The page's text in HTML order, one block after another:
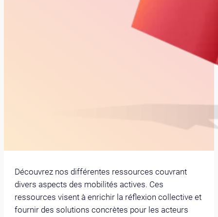
Découvrez nos différentes ressources couvrant
divers aspects des mobilités actives. Ces
ressources visent à enrichir la réflexion collective et
fournir des solutions concrètes pour les acteurs